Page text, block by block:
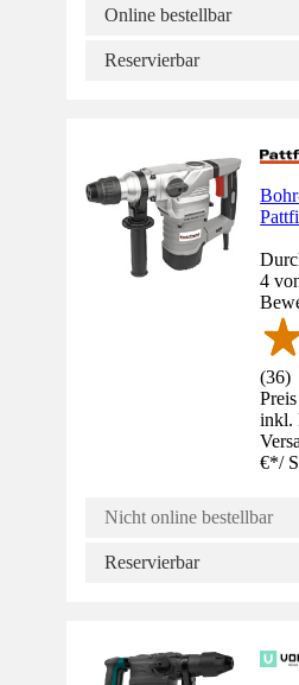
Online bestellbar
Reservierbar
4
(36)
inkl.
€*/
Nicht online bestellbar
Reservierbar